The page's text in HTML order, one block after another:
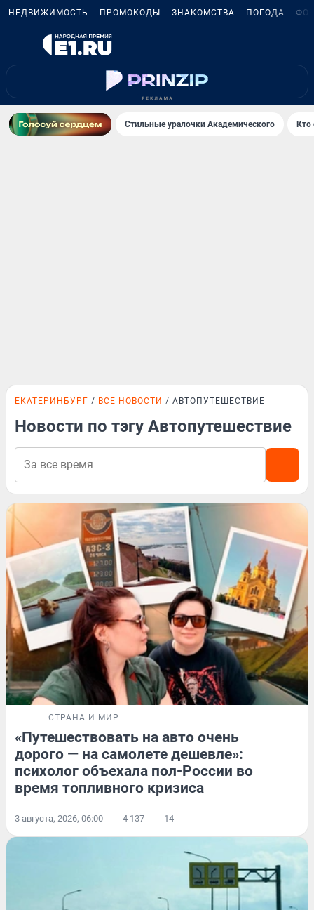
НЕДВИЖИМОСТЬ ПРОМОКОДЫ ЗНАКОМСТВА ПОГОДА
Стильные уралочки Академического Кто
ЕКАТЕРИНБУРГ ВСЕ НОВОСТИ АВТОПУТЕШЕСТВИЕ
Новости по тэгу Автопутешествие
СТРАНА И МИР
«Путешествовать на авто очень
дорого — на самолете дешевле»:
психолог объехала пол-России во
время топливного кризиса
3 августа, 2026, 06:00 4 137 14